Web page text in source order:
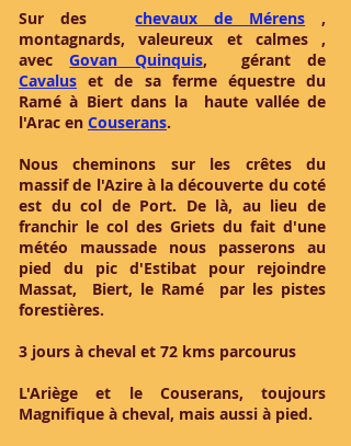
Sur deschevaux de Mérens ,
montagnards, valeureux et calmes ,
avecGovan Quinquis, gérant de
Cavalus et de sa ferme équestre du
Ramé à Biert dans la haute vallée de
l'Arac en Couserans.
Nous cheminons sur les crêtes du
massif de l'Azire à la découverte du coté
est du col de Port. De là, au lieu de
franchir le col des Griets du fait d'une
météo maussade nous passerons au
pied du pic d'Estibat pour rejoindre
Massat, Biert, le Ramé par les pistes
forestières.
3 jours à cheval et 72 kms parcourus
L'Ariège et le Couserans, toujours
Magnifique à cheval, mais aussi à pied.